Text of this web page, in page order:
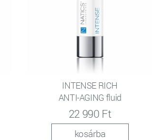
INTENSE RICH
ANTI-AGING fluid
22 990 Ft
kosárba